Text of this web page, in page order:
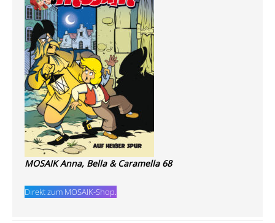
MOSAIK Anna, Bella & Caramella 68
Direkt zum MOSAIK-Shop.